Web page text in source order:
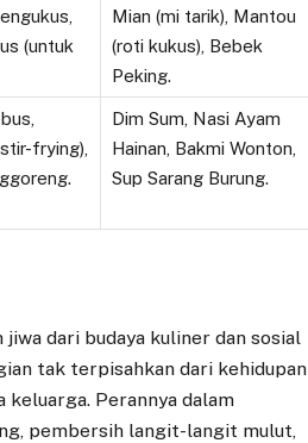
(untuk
Mian (mi tarik), Mantou
(roti kukus), Bebek
Peking.
frying),
Dim Sum, Nasi Ayam
Hainan, Bakmi Wonton,
Sup Sarang Burung.
dari budaya kuliner dan sosial
tak terpisahkan dari kehidupan
Perannya dalam
pembersih langit-langit mulut,